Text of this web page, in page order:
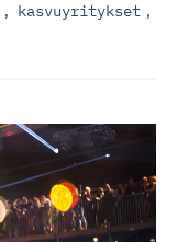
, kasvuyritykset ,